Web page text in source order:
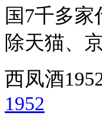
国7千多
除天猫、
西凤酒
1952